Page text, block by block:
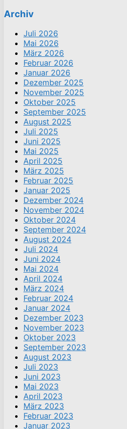
Archiv
Juli 2026
Mai 2026
März 2026
Februar 2026
Januar 2026
Dezember 2025
November 2025
Oktober 2025
September 2025
August 2025
Juli 2025
Juni 2025
Mai 2025
April 2025
März 2025
Februar 2025
Januar 2025
Dezember 2024
November 2024
Oktober 2024
September 2024
August 2024
Juli 2024
Juni 2024
Mai 2024
April 2024
März 2024
Februar 2024
Januar 2024
Dezember 2023
November 2023
Oktober 2023
September 2023
August 2023
Juli 2023
Juni 2023
Mai 2023
April 2023
März 2023
Februar 2023
Januar 2023